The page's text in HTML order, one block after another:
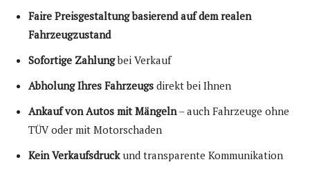
Faire Preisgestaltung basierend auf dem realen
Fahrzeugzustand
Sofortige Zahlungbei Verkauf
Abholung Ihres Fahrzeugs direkt bei Ihnen
Ankauf von Autos mit Mängeln– auch Fahrzeuge ohne
TÜV oder mit Motorschaden
Kein Verkaufsdruckund transparente Kommunikation